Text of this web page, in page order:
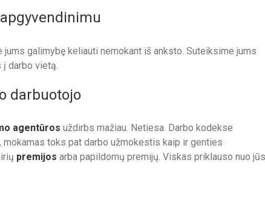
galimybę keliauti nemokant iš anksto. Suteiksime jums
darbo vietą.
darbuotojo
agentūros uždirbs mažiau. Netiesa. Darbo kodekse
mokamas toks pat darbo užmokestis kaip ir genties
premijos arba papildomų premijų. Viskas priklauso nuo